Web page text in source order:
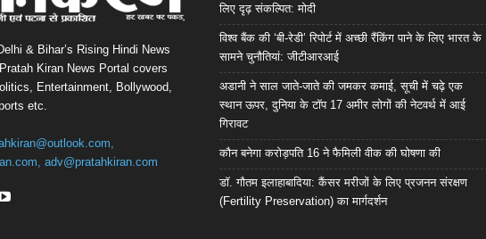
& Bihar’s Rising Hindi News
Kiran News Portal covers
Entertainment, Bollywood,
etc.
adv@pratahkiran.com
लिए दृढ़ संकल्पित: माेदी
विश्व बैंक की ‘बी-रेडी’ रिपोर्ट में अच्छी रैंकिंग पाने के लिए भारत के
सामने चुनौतियां: जीटीआरआई
अडानी ने साल जाते-जाते की जमकर कमाई, सूची में चढ़े एक
स्थान ऊपर, दुनिया के टॉप 17 अमीर लोगों की नेटवर्थ में आई
गिरावट
कौन बनेगा करोड़पति 16 ने फैमिली वीक की घोषणा की
डॉ. गौतम इलाहाबादिया: कैंसर मरीजों के लिए प्रजनन संरक्षण
(Fertility Preservation) का मार्गदर्शन